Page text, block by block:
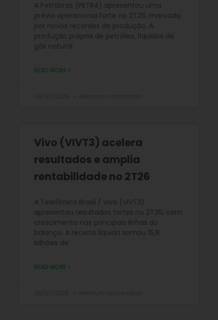
A Petrobras (PETR4) apresentou uma
prévia operacional forte no 2T26, marcada
por novos recordes de produção. A
produção própria de petróleo, líquidos de
gás natural
READ MORE »
Vivo (VIVT3) acelera
resultados e amplia
rentabilidade no 2T26
A Telefônica Brasil / Vivo (VIVT3)
apresentou resultados fortes no 2T26, com
crescimento nas principais linhas do
balanço. A receita líquida somou 15,8
bilhões de
READ MORE »